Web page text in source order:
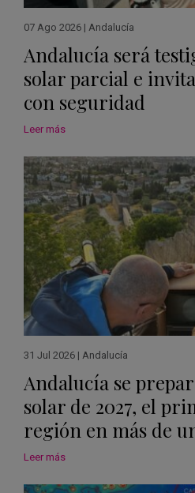
07 Ago 2026 | Andalucía
Andalucía será
solar parcial e
con seguridad
Leer más
31 Jul 2026 | Andalucía
Andalucía se
solar de 2027, el
región en más de
Leer más